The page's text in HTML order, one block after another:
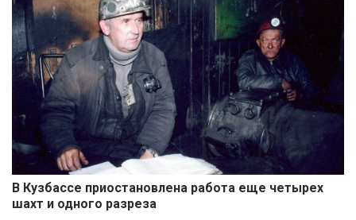
В Кузбассе приостановлена работа еще четырех
шахт и одного разреза